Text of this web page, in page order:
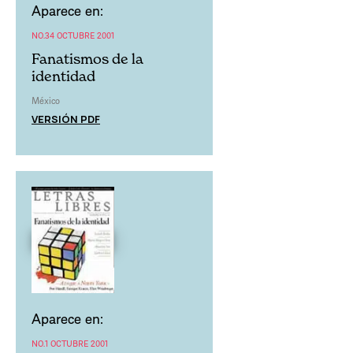
Aparece en:
NO.34 OCTUBRE 2001
Fanatismos de la
identidad
México
VERSIÓN PDF
Aparece en:
NO.1 OCTUBRE 2001